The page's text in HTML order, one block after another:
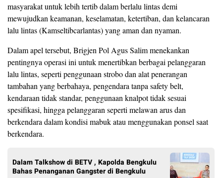
masyarakat untuk lebih tertib dalam berlalu lintas demi
mewujudkan keamanan, keselamatan, ketertiban, dan kelancaran
lalu lintas (Kamseltibcarlantas) yang aman dan nyaman.
Dalam apel tersebut, Brigjen Pol Agus Salim menekankan
pentingnya operasi ini untuk menertibkan berbagai pelanggaran
lalu lintas, seperti penggunaan strobo dan alat penerangan
tambahan yang berbahaya, pengendara tanpa safety belt,
kendaraan tidak standar, penggunaan knalpot tidak sesuai
spesifikasi, hingga pelanggaran seperti melawan arus dan
berkendara dalam kondisi mabuk atau menggunakan ponsel saat
berkendara.
Dalam Talkshow di BETV , Kapolda Bengkulu
Bahas Penanganan Gangster di Bengkulu